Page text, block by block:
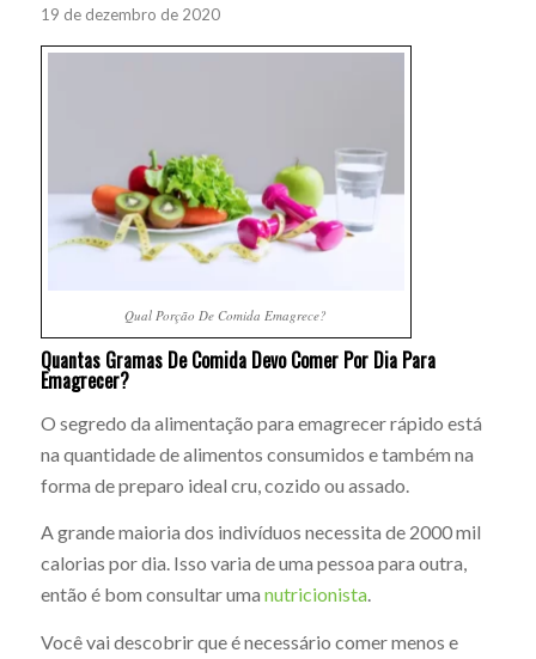
19 de dezembro de 2020
Qual Porção De Comida Emagrece?
Quantas Gramas De Comida Devo Comer Por Dia Para
Emagrecer?
O segredo da alimentação para emagrecer rápido está
na quantidade de alimentos consumidos e também na
forma de preparo ideal cru, cozido ou assado.
A grande maioria dos indivíduos necessita de 2000 mil
calorias por dia. Isso varia de uma pessoa para outra,
então é bom consultar uma nutricionista.
Você vai descobrir que é necessário comer menos e